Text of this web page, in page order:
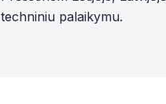
techniniu palaikymu.